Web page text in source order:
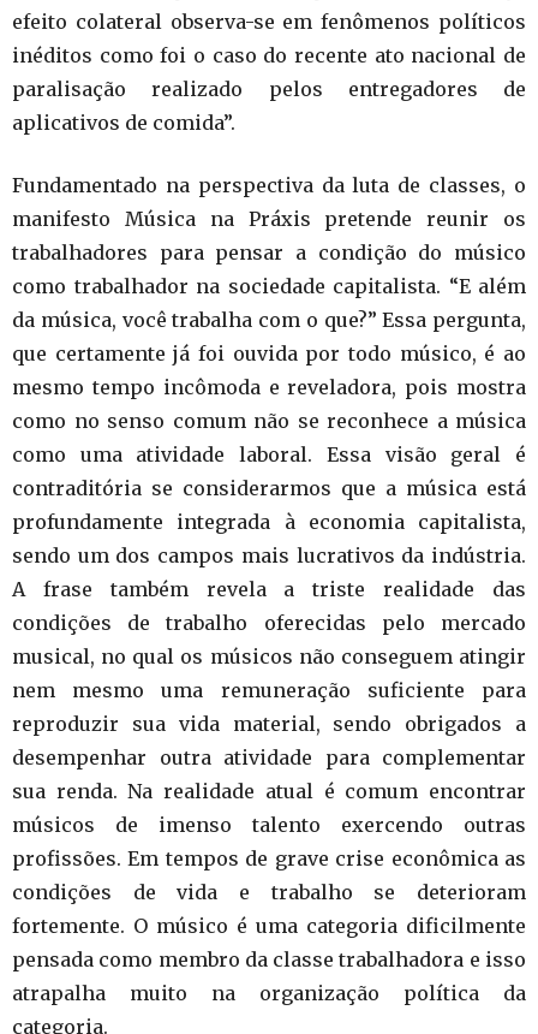
efeito colateral observa-se em fenômenos políticos
inéditos como foi o caso do recente ato nacional de
paralisação realizado pelos entregadores de
aplicativos de comida”.
Fundamentado na perspectiva da luta de classes, o
manifesto Música na Práxis pretende reunir os
trabalhadores para pensar a condição do músico
como trabalhador na sociedade capitalista. “E além
da música, você trabalha com o que?” Essa pergunta,
que certamente já foi ouvida por todo músico, é ao
mesmo tempo incômoda e reveladora, pois mostra
como no senso comum não se reconhece a música
como uma atividade laboral. Essa visão geral é
contraditória se considerarmos que a música está
profundamente integrada à economia capitalista,
sendo um dos campos mais lucrativos da indústria.
A frase também revela a triste realidade das
condições de trabalho oferecidas pelo mercado
musical, no qual os músicos não conseguem atingir
nem mesmo uma remuneração suficiente para
reproduzir sua vida material, sendo obrigados a
desempenhar outra atividade para complementar
sua renda. Na realidade atual é comum encontrar
músicos de imenso talento exercendo outras
profissões. Em tempos de grave crise econômica as
condições de vida e trabalho se deterioram
fortemente. O músico é uma categoria dificilmente
pensada como membro da classe trabalhadora e isso
atrapalha muito na organização política da
categoria.